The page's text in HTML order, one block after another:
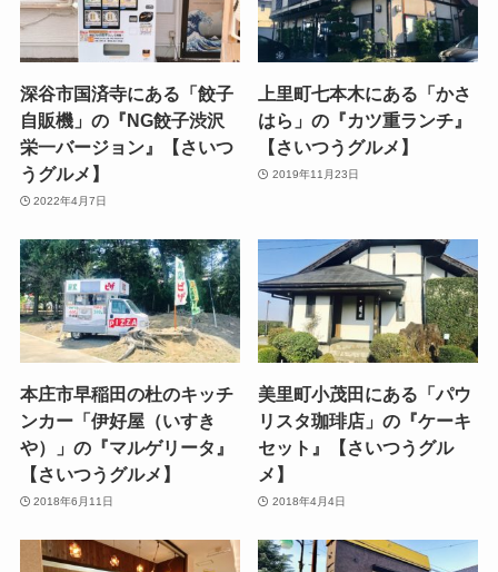
深谷市国済寺にある「餃子
自販機」の『NG餃子渋沢
栄一バージョン』【さいつ
うグルメ】
2022年4月7日
上里町七本木にある「かさ
はら」の『カツ重ランチ』
【さいつうグルメ】
2019年11月23日
本庄市早稲田の杜のキッチ
ンカー「伊好屋（いすき
や）」の『マルゲリータ』
【さいつうグルメ】
2018年6月11日
美里町小茂田にある「パウ
リスタ珈琲店」の『ケーキ
セット』【さいつうグル
メ】
2018年4月4日